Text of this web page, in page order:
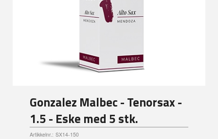
Gonzalez Malbec - Tenorsax -
1.5 - Eske med 5 stk.
Artikkelnr.: SX14-150